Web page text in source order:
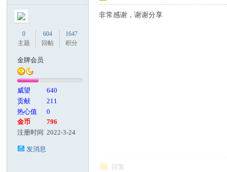
0
主题
604
回帖
1647
积分
金牌会员
威望
640
贡献
211
热心值
0
金币
796
注册时间 2022-3-24
发消息
非常感谢，谢谢分享
回复